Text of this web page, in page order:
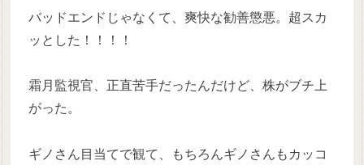
バッドエンドじゃなくて、爽快な勧善懲悪。超スカ
ッとした！！！！
霜月監視官、正直苦手だったんだけど、株がブチ上
がった。
ギノさん目当てで観て、もちろんギノさんもカッコ